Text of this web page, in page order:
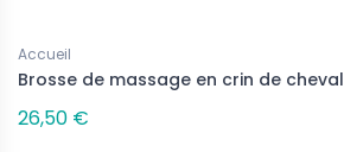
Accueil
Brosse de massage en crin de cheval
26,50 €